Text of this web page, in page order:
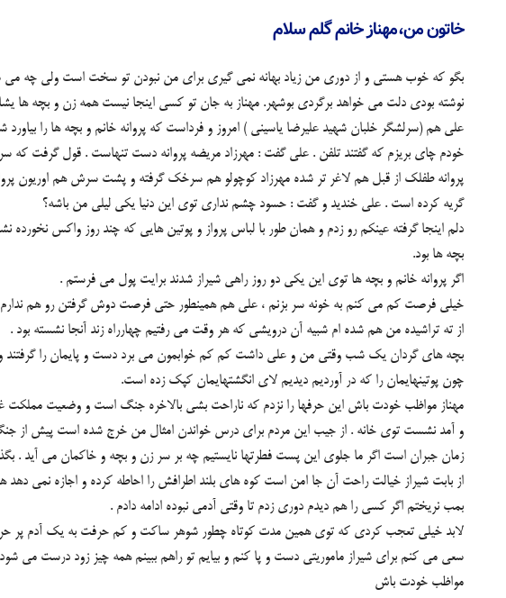
خاتون من،مهناز خانم گلم سلام
بگو كه خوب هستی و از دوری من زیاد بهانه نمی گیری برای من نبودن تو سخت است ولی
نوشته بودی دلت می خواهد برگردی بوشهر. مهناز به جان تو كسی اینجا نیست همه زن و بچه ها
علی هم (سرلشگر خلبان شهید علیرضا یاسینی ) امروز و فرداست كه پروانه خانم و بچه ها را
خودم چای بریزم كه گفتند تلفن . علی گفت : مهرزاد مریضه پروانه دست تنهاست . قول گرفت كه
پروانه طفلك از قبل هم لاغر تر شده مهرزاد كوچولو هم سرخك گرفته و پشت سرش هم اوریون
گریه كرده است . علی خندید و گفت : حسود چشم نداری توی این دنیا یكی لیلی من باشه؟
دلم اینجا گرفته عینكم رو زدم و همان طور با لباس پرواز و پوتین هایی كه چند روز واكس
بچه ها بود.
اگر پروانه خانم و بچه ها توی این یكی دو روز راهی شیراز شدند برایت پول می فرستم .
خیلی فرصت كم می كنم به خونه سر بزنم ، علی هم همینطور حتی فرصت دوش گرفتن رو هم
از ته تراشیده من هم شده ام شبیه آن درویشی كه هر وقت می رفتیم چهارراه زند آنجا نشسته بود .
بچه های گردان یك شب وقتی من و علی داشت كم كم خوابمون می برد دست و پایمان را گرفتند و
چون پوتینهایمان را كه در آوردیم دیدیم لای انگشتهایمان كپك زده است.
مهناز مواظب خودت باش این حرفها را نزدم كه ناراحت بشی بالاخره جنگ است و وضعیت
و آمد نشست توی خانه . از جیب این مردم برای درس خواندن امثال من خرج شده است پیش از
زمان جبران است اگر ما جلوی این پست فطرتها نایستیم چه بر سر زن و بچه و خاكمان می آید .
از بابت شیراز خیالت راحت آن جا امن است كوه های بلند اطرافش را احاطه كرده و اجازه نمی دهد
بمب نریختم اگر كسی را هم دیدم دوری زدم تا وقتی آدمی نبوده ادامه دادم .
لابد خیلی تعجب كردی كه توی همین مدت كوتاه چطور شوهر ساكت و كم حرفت به یك آدم پر حرف
سعی می كنم برای شیراز ماموریتی دست و پا كنم و بیایم تو راهم ببینم همه چیز زود درست می
مواظب خودت باش